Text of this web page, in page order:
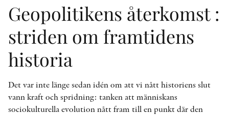
Geopolitikens återkomst :
striden om framtidens
historia
Det var inte länge sedan idén om att vi nått historiens slut
vann kraft och spridning: tanken att människans
sociokulturella evolution nått fram till en punkt där den